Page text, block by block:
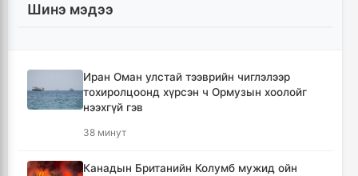
Шинэ мэдээ
Иран Оман улстай тээврийн чиглэлээр
тохиролцоонд хүрсэн ч Ормузын хоолойг
нээхгүй гэв
38 минут
Канадын Британийн Колумб мужид ойн